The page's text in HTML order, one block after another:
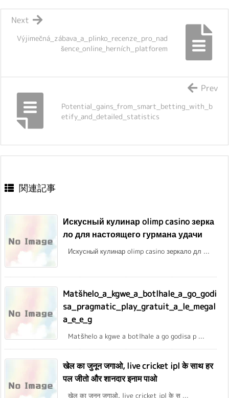
Výjimečná_zábava_a_plinko_recenze_pro_nad
šence_online_herních_platforem
Next
Potential_gains_from_smart_betting_with_b
etify_and_detailed_statistics
Prev
関連記事
Искусный кулинар olimp casino зерка
ло для настоящего гурмана удачи
Искусный кулинар olimp casino зеркало дл ...
Matšhelo_a_kgwe_a_botlhale_a_go_godi
sa_pragmatic_play_gratuit_a_le_megal
a_e_e_g
Matšhelo a kgwe a botlhale a go godisa p ...
खेल का जुनून जगाओ, live cricket ipl के साथ हर
पल जीतो और शानदार इनाम पाओ
खेल का जुनून जगाओ, live cricket ipl के स ...